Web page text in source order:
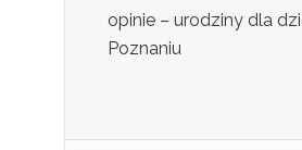
opinie – urodziny dla
Poznaniu